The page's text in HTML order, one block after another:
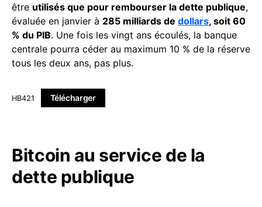
être utilisés que pour rembourser la dette publique,
évaluée en janvier à 285 milliards de dollars, soit 60
% du PIB. Une fois les vingt ans écoulés, la banque
centrale pourra céder au maximum 10 % de la réserve
tous les deux ans, pas plus.
HB421 Télécharger
Bitcoin au service de la
dette publique